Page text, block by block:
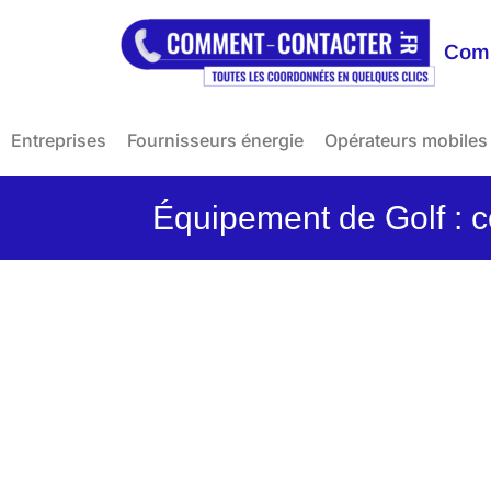
Entreprises Fournisseurs énergie Opérateurs mobiles
Équipement de Golf :